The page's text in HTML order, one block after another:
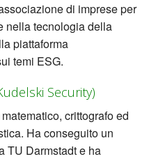
di imprese per
nella tecnologia della
piattaforma
temi ESG.
Security)
crittografo ed
Ha conseguito un
TU Darmstadt e ha